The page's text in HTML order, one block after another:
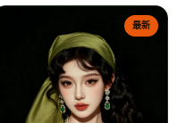
最新